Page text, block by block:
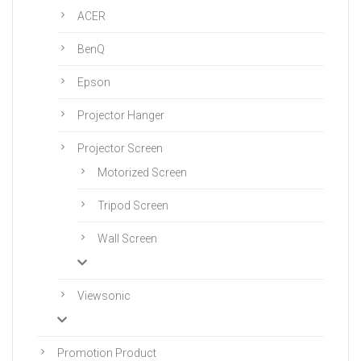
ACER
BenQ
Epson
Projector Hanger
Projector Screen
Motorized Screen
Tripod Screen
Wall Screen
Viewsonic
Promotion Product